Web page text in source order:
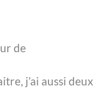
de
j’ai aussi deux